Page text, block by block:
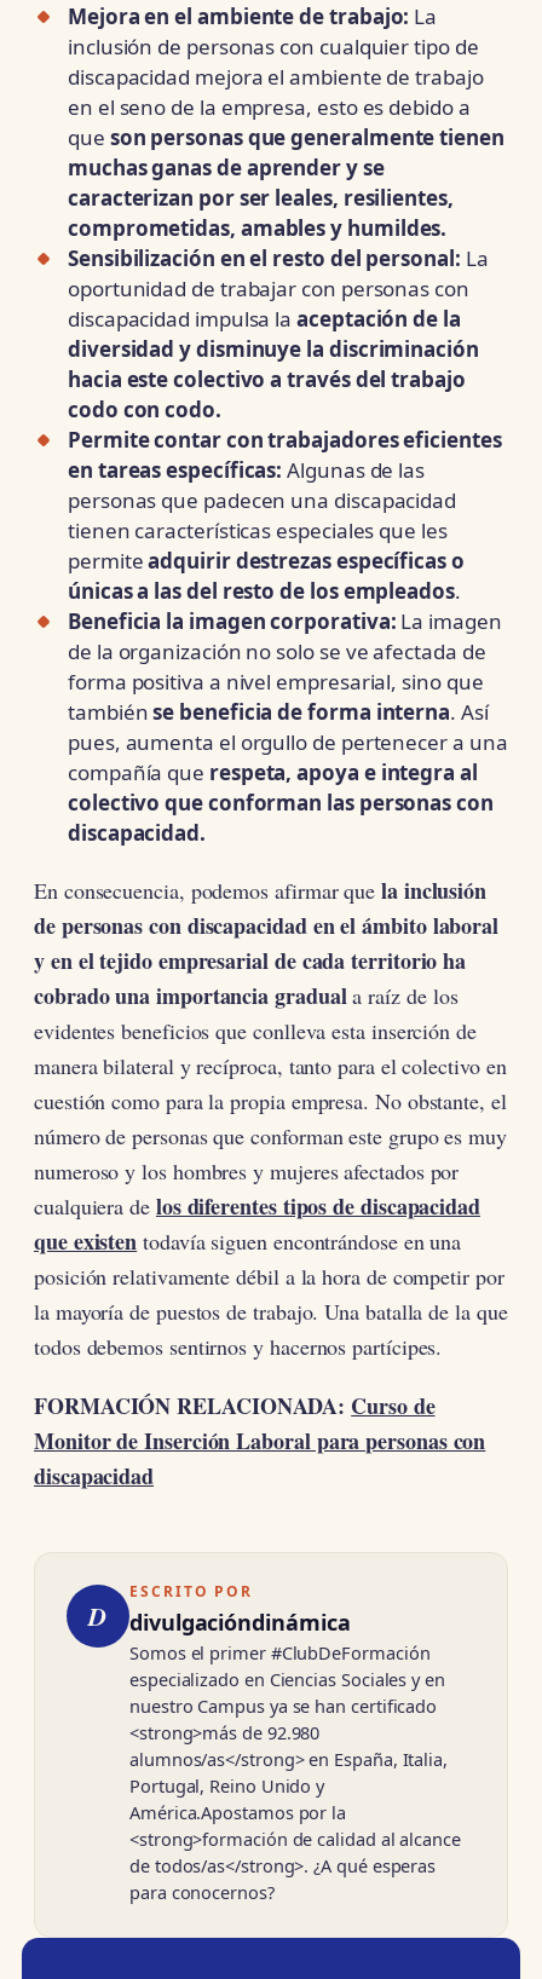
Mejora en el ambiente de trabajo: La
inclusión de personas con cualquier tipo de
discapacidad mejora el ambiente de trabajo
en el seno de la empresa, esto es debido a
que son personas que generalmente tienen
muchas ganas de aprender y se
caracterizan por ser leales, resilientes,
comprometidas, amables y humildes.
Sensibilización en el resto del personal: La
oportunidad de trabajar con personas con
discapacidad impulsa laaceptación de la
diversidad y disminuye la discriminación
hacia este colectivo a través del trabajo
codo con codo.
Permite contar con trabajadores eficientes
en tareas específicas:Algunas de las
personas que padecen una discapacidad
tienen características especiales que les
permiteadquirir destrezas específicas o
únicas a las del resto de los empleados.
Beneficia la imagen corporativa: La imagen
de la organización no solo se ve afectada de
forma positiva a nivel empresarial, sino que
tambiénse beneficia de forma interna. Así
pues, aumenta el orgullo de pertenecer a una
compañía que respeta, apoya e integra al
colectivo que conforman las personas con
discapacidad.
En consecuencia, podemos afirmar quela inclusión
de personas con discapacidad en el ámbito laboral
y en el tejido empresarial de cada territorio ha
cobrado una importanciagraduala raíz de los
evidentes beneficios que conlleva esta inserción de
manera bilateral y recíproca, tanto para el colectivo en
cuestión como para la propia empresa. No obstante, el
número de personas que conforman este grupo es muy
numeroso y los hombres y mujeres afectados por
cualquiera de los diferentes tipos de discapacidad
que existen todavía siguen encontrándose en una
posición relativamente débil a la hora de competir por
la mayoría de puestos de trabajo. Una batalla de la que
todos debemos sentirnos y hacernos partícipes.
FORMACIÓN RELACIONADA: Curso de
Monitor de Inserción Laboral para personas con
discapacidad
D
ESCRITO POR
divulgacióndinámica
Somos el primer #ClubDeFormación
especializado en Ciencias Sociales y en
nuestro Campus ya se han certificado
<strong>más de 92.980
alumnos/as</strong> en España, Italia,
Portugal, Reino Unido y
América.Apostamos por la
<strong>formación de calidad al alcance
de todos/as</strong>. ¿A qué esperas
para conocernos?